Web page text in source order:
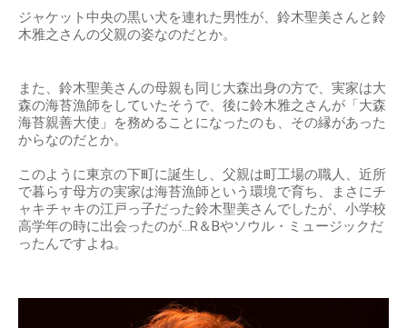
ジャケット中央の黒い犬を連れた男性が、鈴木聖美さんと鈴
木雅之さんの父親の姿なのだとか。
また、鈴木聖美さんの母親も同じ大森出身の方で、実家は大
森の海苔漁師をしていたそうで、後に鈴木雅之さんが「大森
海苔親善大使」を務めることになったのも、その縁があった
からなのだとか。
このように東京の下町に誕生し、父親は町工場の職人、近所
で暮らす母方の実家は海苔漁師という環境で育ち、まさにチ
ャキチャキの江戸っ子だった鈴木聖美さんでしたが、小学校
高学年の時に出会ったのが…R＆Bやソウル・ミュージックだ
ったんですよね。